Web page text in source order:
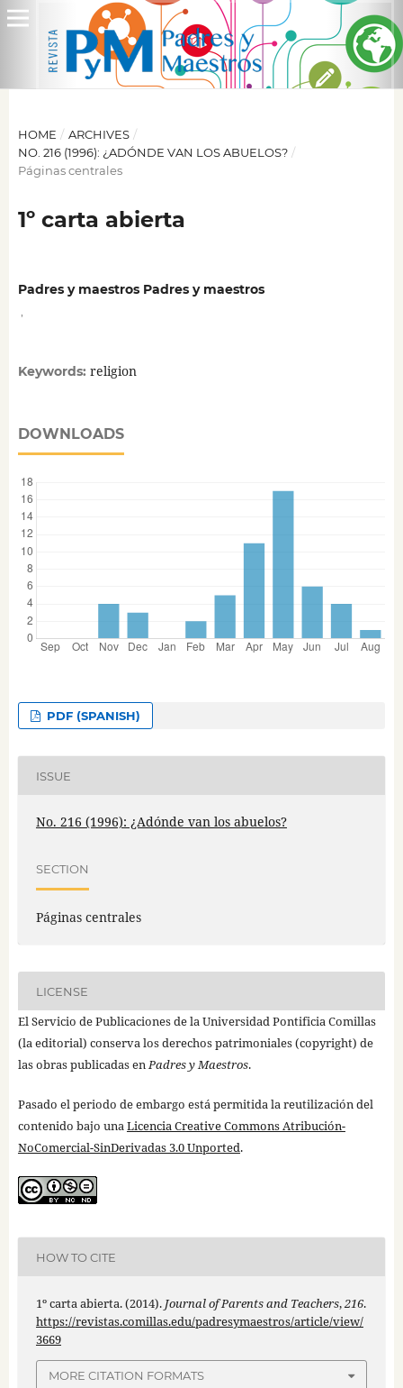
HOME / ARCHIVES /
NO. 216 (1996): ¿ADÓNDE VAN LOS ABUELOS? /
Páginas centrales
1º carta abierta
Padres y maestros Padres y maestros
Keywords: religion
DOWNLOADS
PDF (SPANISH)
ISSUE
No. 216 (1996): ¿Adónde van los abuelos?
SECTION
Páginas centrales
LICENSE
El Servicio de Publicaciones de la Universidad Pontificia Comillas
(la editorial) conserva los derechos patrimoniales (copyright) de
las obras publicadas enPadres y Maestros.
Pasado el periodo de embargo está permitida la reutilización del
contenido bajo unaLicencia Creative Commons Atribución-
NoComercial-SinDerivadas 3.0 Unported.
HOW TO CITE
1º carta abierta. (2014). Journal of Parents and Teachers,216.
https://revistas.comillas.edu/padresymaestros/article/view/
3669
MORE CITATION FORMATS